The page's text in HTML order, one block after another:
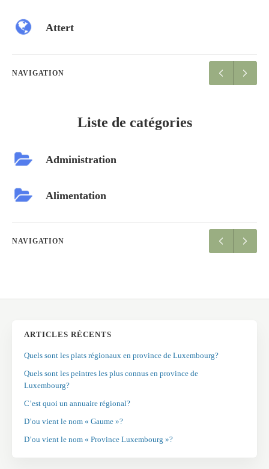
Attert
NAVIGATION
Liste de catégories
Administration
Alimentation
NAVIGATION
ARTICLES RÉCENTS
Quels sont les plats régionaux en province de Luxembourg?
Quels sont les peintres les plus connus en province de
Luxembourg?
C’est quoi un annuaire régional?
D’ou vient le nom « Gaume »?
D’ou vient le nom « Province Luxembourg »?